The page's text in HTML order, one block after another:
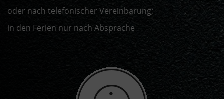
oder nach telefonischer Vereinbarung;
in den Ferien nur nach Absprache